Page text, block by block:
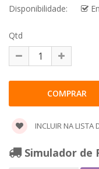
Disponibilidade:
Qtd
INCLUIR NA LISTA
Simulador de